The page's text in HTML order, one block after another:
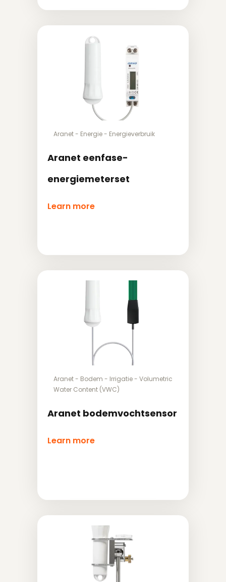
Aranet- Energie- Energieverbruik
Aranet eenfase-
energiemeterset
Learn more
Aranet- Bodem - Irrigatie- Volumetric
Water Content (VWC)
Aranet bodemvochtsensor
Learn more